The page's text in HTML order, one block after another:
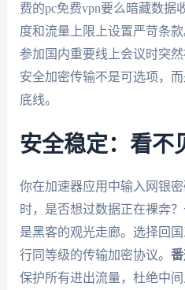
费的pc免费vpn要么暗藏数据
度和流量上限上设置严苛条
参加国内重要线上会议时突
安全加密传输不是可选项，
底线。
安全稳定：看不
你在加速器应用中输入网银
时，是否想过数据正在裸奔
是黑客的观光走廊。选择回
行同等级的传输加密协议。
保护所有进出流量，杜绝中